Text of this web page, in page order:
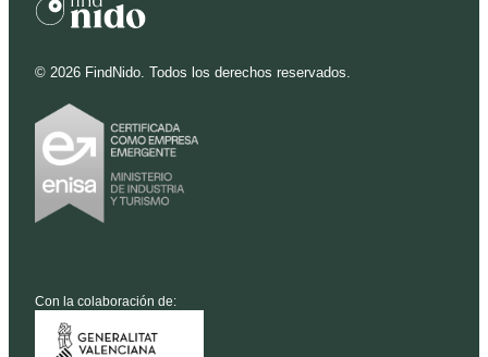
© 2026 FindNido. Todos los derechos reservados.
Con la colaboración de: